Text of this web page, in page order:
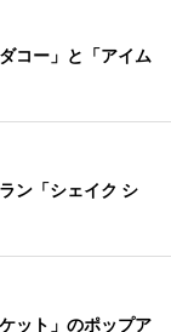
コー」と「アイム
ン「シェイク シ
ット」のポップア